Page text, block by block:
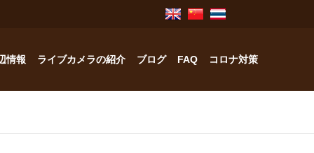
情報
林工務店
ライブカメラの紹介 ブログ FAQ コロナ対策